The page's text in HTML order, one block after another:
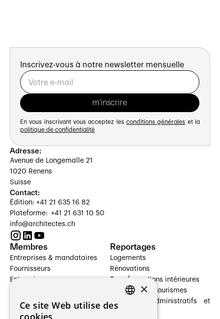
Inscrivez-vous à notre newsletter mensuelle
En vous inscrivant vous acceptez les conditions générales et la
politique de confidentialité
Adresse:
Avenue de Longemalle 21
1020 Renens
Suisse
Contact:
Édition: +41 21 635 16 82
Plateforme: +41 21 631 10 50
info@architectes.ch
Membres
Entreprises & mandataires
Fournisseurs
Entreprises
Architectes paysagistes
Architectes d'intérieur
Reportages
Logements
Rénovations
Transformations intérieures
Hôtelleries et tourismes
Bâtiments administratifs et
×
Ce site Web utilise des
cookies